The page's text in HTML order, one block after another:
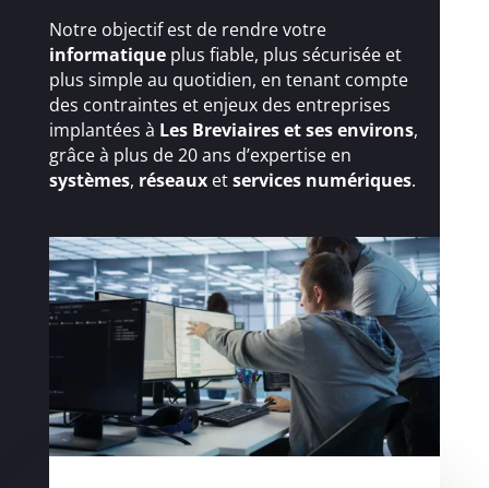
Notre objectif est de rendre votre
informatiqueplus fiable, plus sécurisée et
plus simple au quotidien, en tenant compte
des contraintes et enjeux des entreprises
implantées à Les Breviaires et ses environs,
grâce à plus de 20 ans d’expertise en
systèmes, réseauxetservices numériques.